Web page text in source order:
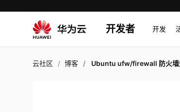
开发者 开发
云社区 博客 Ubuntu ufw/firewall 防火墙